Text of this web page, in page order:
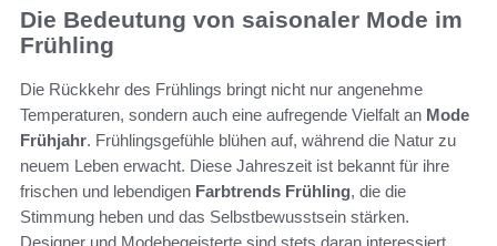
Die Bedeutung von saisonaler Mode im
Frühling
Die Rückkehr des Frühlings bringt nicht nur angenehme
Temperaturen, sondern auch eine aufregende Vielfalt an Mode
Frühjahr. Frühlingsgefühle blühen auf, während die Natur zu
neuem Leben erwacht. Diese Jahreszeit ist bekannt für ihre
frischen und lebendigen Farbtrends Frühling, die die
Stimmung heben und das Selbstbewusstsein stärken.
Designer und Modebegeisterte sind stets daran interessiert,